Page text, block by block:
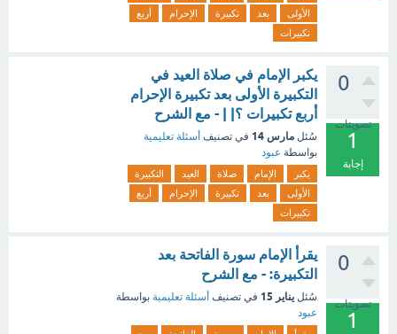
الأولى
بعد تكبيرة الإحرام
أربع
تكبيرات
0
تصويتات
1
إجابة
يكبر الإمام في صلاة العيد في
التكبيرة الأولى بعد تكبيرة الإحرام
أربع تكبيرات ؟| | - مع الشرح
سُئل مارس 14 في تصنيف أسئلة تعليمية
بواسطة عبود
يكبر الإمام صلاة العيد
التكبيرة
الأولى
بعد تكبيرة الإحرام
أربع
تكبيرات
0
تصويتات
1
يقرأ الإمام سورة الفاتحة بعد
التكبيرة: - مع الشرح
سُئل يناير 15 في تصنيف أسئلة تعليمية بواسطة
عبود